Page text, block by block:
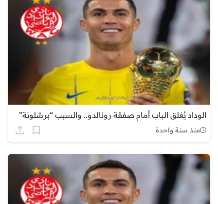
الوداد يُغلق الباب أمام صفقة رونالدو.. والسبب “برشلونة”
منذ سنة واحدة